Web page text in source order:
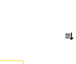
a